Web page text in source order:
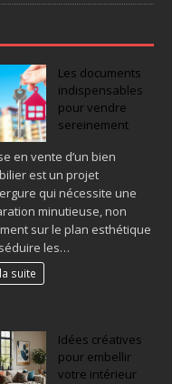
Les documents
indispensables
pour vendre
sereinement
en vente d’un bien
est un projet
qui nécessite une
minutieuse, non
sur le plan esthétique
les…
suite
Idées créatives
pour embellir
votre intérieur